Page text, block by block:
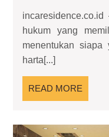
hukum yang
menentukan
harta[...]
READ MORE
MORE